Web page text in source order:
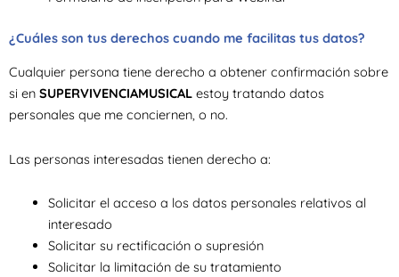
¿Cuáles son tus derechos cuando me facilitas tus datos?
Cualquier persona tiene derecho a obtener confirmación sobre
si en SUPERVIVENCIAMUSICAL estoy tratando datos
personales que me conciernen, o no.
Las personas interesadas tienen derecho a:
Solicitar el acceso a los datos personales relativos al
interesado
Solicitar su rectificación o supresión
Solicitar la limitación de su tratamiento